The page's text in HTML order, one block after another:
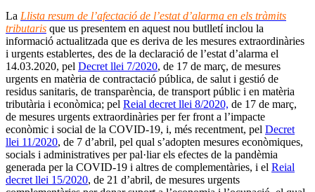
La Llista resum de l’afectació de l’estat d’alarma en els tràmits
tributaris que us presentem en aquest nou butlletí inclou la
informació actualitzada que es deriva de les mesures extraordinàries
i urgents establertes, des de la declaració de l’estat d’alarma el
14.03.2020, pel Decret llei 7/2020, de 17 de març, de mesures
urgents en matèria de contractació pública, de salut i gestió de
residus sanitaris, de transparència, de transport públic i en matèria
tributària i econòmica; pel Reial decret llei 8/2020, de 17 de març,
de mesures urgents extraordinàries per fer front a l’impacte
econòmic i social de la COVID-19, i, més recentment, pel Decret
llei 11/2020, de 7 d’abril, pel qual s’adopten mesures econòmiques,
socials i administratives per pal·liar els efectes de la pandèmia
generada per la COVID-19 i altres de complementàries, i el Reial
decret llei 15/2020, de 21 d’abril, de mesures urgents